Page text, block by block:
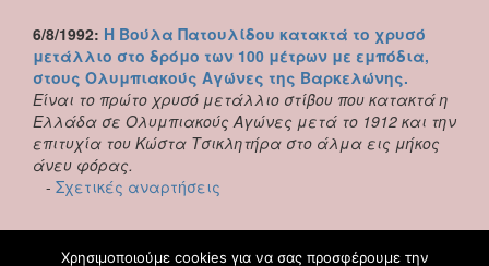
6/8/1992: Η Βούλα Πατουλίδου κατακτά το χρυσό
μετάλλιο στο δρόμο των 100 μέτρων με εμπόδια,
στους Ολυμπιακούς Αγώνες της Βαρκελώνης.
Είναι το πρώτο χρυσό μετάλλιο στίβου που κατακτά η
Ελλάδα σε Ολυμπιακούς Αγώνες μετά το 1912 και την
επιτυχία του Κώστα Τσικλητήρα στο άλμα εις μήκος
άνευ φόρας.
- Σχετικές αναρτήσεις
Χρησιμοποιούμε cookies για να σας προσφέρουμε την